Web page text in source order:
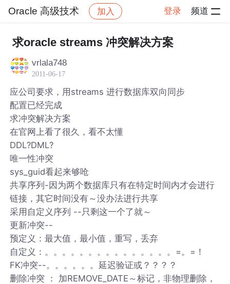
Oracle 高级技术 加入 登录 频道
社区 Oracle 高级技术 帖子详情
求oracle streams 冲突解决方案
vrlala748
2011-06-17
应公司要求，用streams 进行数据库双向同步
配置已经完成
求冲突解决方案
在官网上看了很久，看不太懂
DDL?DML?
唯一性冲突
sys_guid看起来够呛
共享序列-因为两个数据库只有在特定时间内才会进行
链接，其它时间没有～没办法进行共享
采用自定义序列 --只剩这一个了就～
更新冲突--
预定义：最大值，最小值，重写，丢弃
自定义：。。。。。。。。。。。。。。。=。=！
FK冲突--。。。。。。延迟验证或？？？？
删除冲突 ： 加REMOVE_DATE～标记，非物理删除，